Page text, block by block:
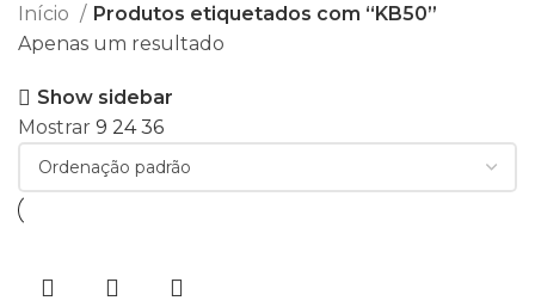
Início
Produtos etiquetados com “KB50”
Apenas um resultado
Show sidebar
Mostrar 9 2436